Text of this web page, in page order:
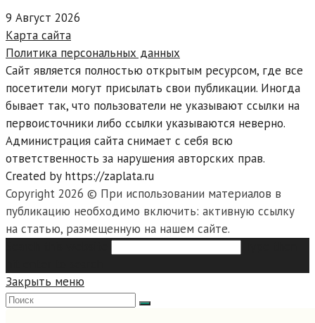
9 Август 2026
Карта сайта
Политика персональных данных
Сайт является полностью открытым ресурсом, где все
посетители могут присылать свои публикации. Иногда
бывает так, что пользователи не указывают ссылки на
первоисточники либо ссылки указываются неверно.
Администрация сайта снимает с себя всю
ответственность за нарушения авторских прав.
Created by https://zaplata.ru
Copyright 2026 © При использовании материалов в
публикацию необходимо включить: активную ссылку
на статью, размещенную на нашем сайте.
Закрыть меню